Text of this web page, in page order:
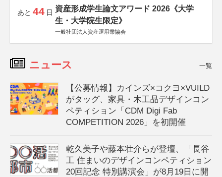
あと 44 日 資産形成学生論文アワード 2026《大学
生・大学院生限定》
一般社団法人資産運用業協会
ニュース 一覧
【公募情報】カインズ×コクヨ×VUILD
がタッグ、家具・木工品デザインコン
ペティション「CDM Digi Fab
COMPETITION 2026」を初開催
乾久美子や藤本壮介らが登壇、「長谷
工 住まいのデザインコンペティション
20回記念 特別講演会」が8月19日に開